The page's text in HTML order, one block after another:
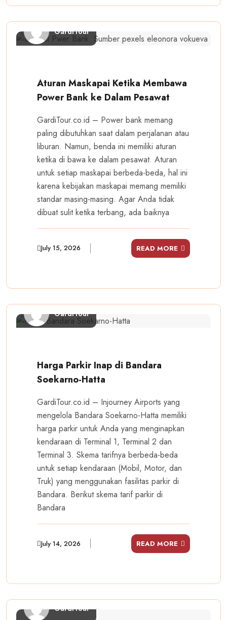
GardiTour
Aturan Maskapai Ketika Membawa
Power Bank ke Dalam Pesawat
GardiTour.co.id – Power bank memang
paling dibutuhkan saat dalam perjalanan atau
liburan. Namun, benda ini memiliki aturan
ketika di bawa ke dalam pesawat. Aturan
untuk setiap maskapai berbeda-beda, hal ini
karena kebijakan maskapai memang memiliki
standar masing-masing. Agar Anda tidak
dibuat sulit ketika terbang, ada baiknya
July 15, 2026 READ MORE
GardiTour
Harga Parkir Inap di Bandara
Soekarno-Hatta
GardiTour.co.id – Injourney Airports yang
mengelola Bandara Soekarno-Hatta memiliki
harga parkir untuk Anda yang menginapkan
kendaraan di Terminal 1, Terminal 2 dan
Terminal 3. Skema tarifnya berbeda-beda
untuk setiap kendaraan (Mobil, Motor, dan
Truk) yang menggunakan fasilitas parkir di
Bandara. Berikut skema tarif parkir di
Bandara
July 14, 2026 READ MORE
GardiTour